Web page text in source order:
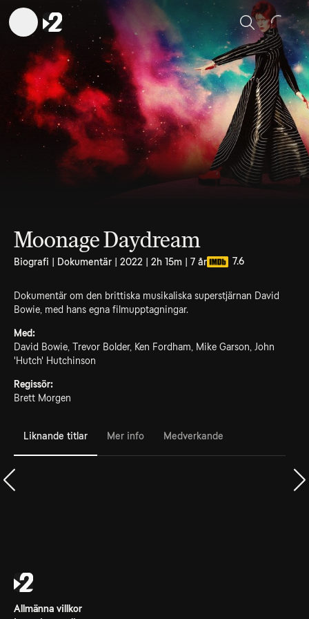
Sök
Moonage Daydream
Biografi | Dokumentär | 2022 | 2h 15m | 7 år 7.6
Dokumentär om den brittiska musikaliska superstjärnan David
Bowie, med hans egna filmupptagningar.
Med:
David Bowie, Trevor Bolder, Ken Fordham, Mike Garson, John
'Hutch' Hutchinson
Regissör:
Brett Morgen
Liknande titlar Mer info Medverkande
Allmänna villkor